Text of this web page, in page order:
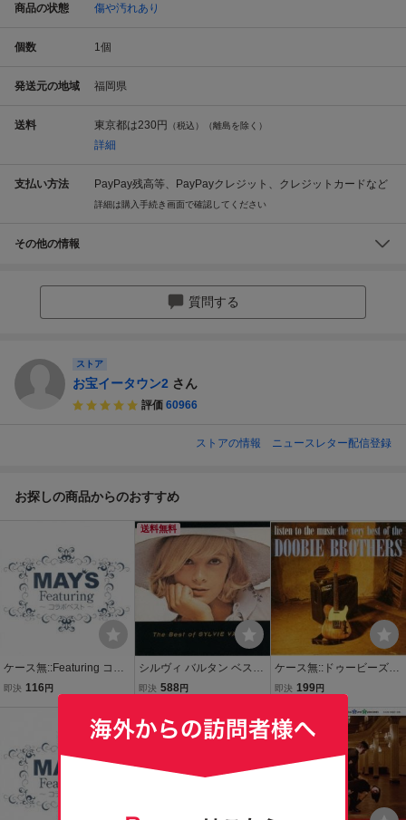
商品の状態 傷や汚れあり
個数 1個
発送元の地域 福岡県
送料 東京都は230円 （税込）（離島を除く）
詳細
支払い方法 PayPay残高等、PayPayクレジット、クレジットカードなど
詳細は購入手続き画面で確認してください
その他の情報
質問する
ストア
お宝イータウン2 さん
評価 60966
ストアの情報 ニュースレター配信登録
お探しの商品からのおすすめ
ケース無::Featuring コラ
ボベスト 通常盤 2CD レ
ンタル落ち 中古 CD 【ご
即決 116 円
送料無料
シルヴィ バルタン ベスト
レンタル落ち 中古 CD ケ
即決 588円
ケース無::ドゥービーズ・
ベスト! レンタル落ち 中古
即決 199 円